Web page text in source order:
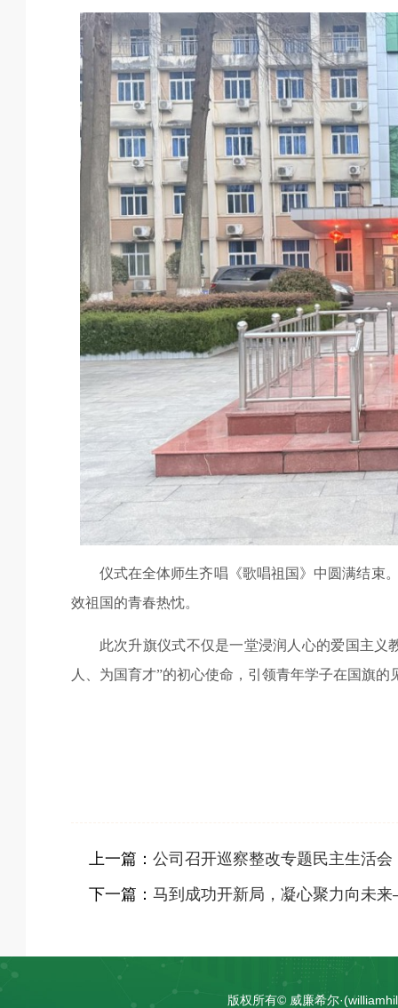
仪式在全体师生齐唱《歌唱祖国》中圆满结束
效祖国的青春热忱。
此次升旗仪式不仅是一堂浸润人心的爱国主义
人、为国育才”的初心使命，引领青年学子在国旗
上一篇： 公司召开巡察整改专题民主生活会
下一篇： 马到成功开新局，凝心聚力向未
版权所有© 威廉希尔